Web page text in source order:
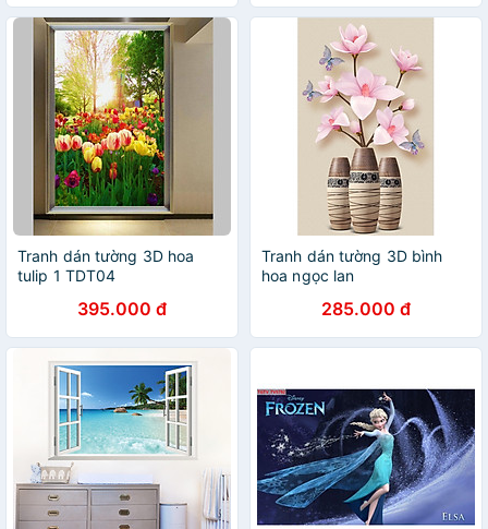
Tranh dán tường 3D hoa
tulip 1 TDT04
395.000 đ
Tranh dán tường 3D bình
hoa ngọc lan
285.000 đ